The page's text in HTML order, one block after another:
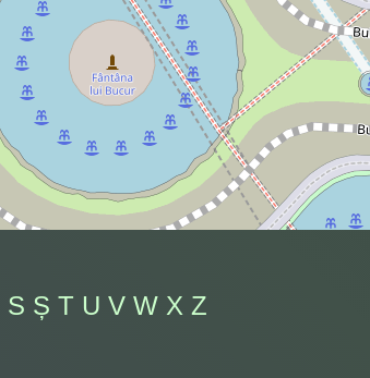
S Ș T U V W X Z